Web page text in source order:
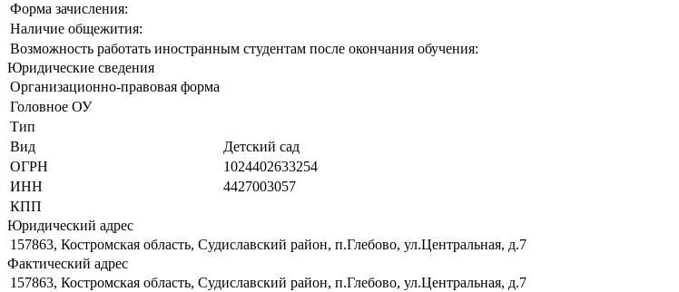
Форма зачисления:
Наличие общежития:
Возможность работать иностранным студентам после окончания обучения:
Юридические сведения
Организационно-правовая форма
Головное ОУ
Тип
Вид
Детский сад
ОГРН
1024402633254
ИНН
4427003057
КПП
Юридический адрес
157863, Костромская область, Судиславский район, п.Глебово, ул.Центральная, д.7
Фактический адрес
157863, Костромская область, Судиславский район, п.Глебово, ул.Центральная, д.7